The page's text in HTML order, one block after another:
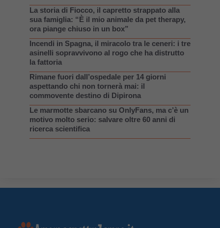
La storia di Fiocco, il capretto strappato alla
sua famiglia: “È il mio animale da pet therapy,
ora piange chiuso in un box”
Incendi in Spagna, il miracolo tra le ceneri: i tre
asinelli sopravvivono al rogo che ha distrutto
la fattoria
Rimane fuori dall’ospedale per 14 giorni
aspettando chi non tornerà mai: il
commovente destino di Dipirona
Le marmotte sbarcano su OnlyFans, ma c’è un
motivo molto serio: salvare oltre 60 anni di
ricerca scientifica